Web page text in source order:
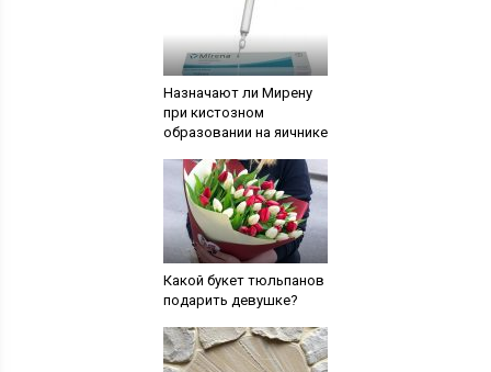
Назначают ли Мирену
при кистозном
образовании на яичнике
Какой букет тюльпанов
подарить девушке?